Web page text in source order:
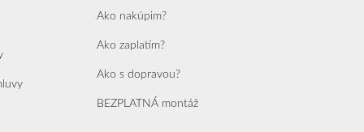
Ako nakúpim?
Ako zaplatím?
Ako s dopravou?
BEZPLATNÁ montáž